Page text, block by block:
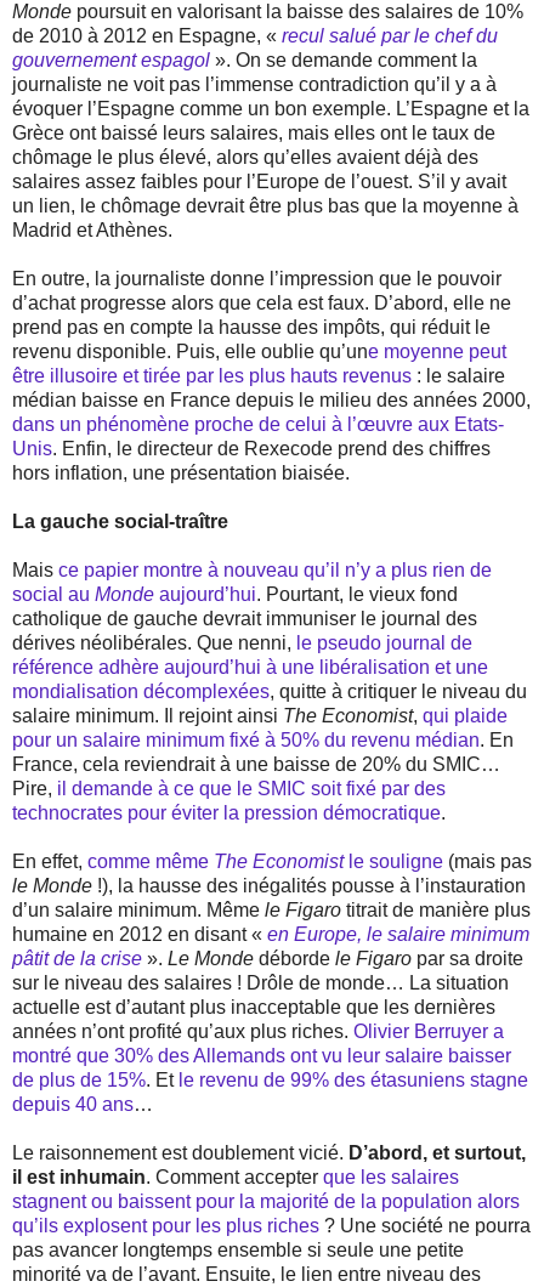
Monde poursuit en valorisant la baisse des salaires de 10%
de 2010 à 2012 en Espagne, « recul salué par le chef du
gouvernement espagol ». On se demande comment la
journaliste ne voit pas l’immense contradiction qu’il y a à
évoquer l’Espagne comme un bon exemple. L’Espagne et la
Grèce ont baissé leurs salaires, mais elles ont le taux de
chômage le plus élevé, alors qu’elles avaient déjà des
salaires assez faibles pour l’Europe de l’ouest. S’il y avait
un lien, le chômage devrait être plus bas que la moyenne à
Madrid et Athènes.
En outre, la journaliste donne l’impression que le pouvoir
d’achat progresse alors que cela est faux. D’abord, elle ne
prend pas en compte la hausse des impôts, qui réduit le
revenu disponible. Puis, elle oublie qu’une moyenne peut
être illusoire et tirée par les plus hauts revenus : le salaire
médian baisse en France depuis le milieu des années 2000,
dans un phénomène proche de celui à l’œuvre aux Etats-
Unis. Enfin, le directeur de Rexecode prend des chiffres
hors inflation, une présentation biaisée.
La gauche social-traître
Mais ce papier montre à nouveau qu’il n’y a plus rien de
social au Monde aujourd’hui. Pourtant, le vieux fond
catholique de gauche devrait immuniser le journal des
dérives néolibérales. Que nenni, le pseudo journal de
référence adhère aujourd’hui à une libéralisation et une
mondialisation décomplexées, quitte à critiquer le niveau du
salaire minimum. Il rejoint ainsi The Economist, qui plaide
pour un salaire minimum fixé à 50% du revenu médian. En
France, cela reviendrait à une baisse de 20% du SMIC…
Pire, il demande à ce que le SMIC soit fixé par des
technocrates pour éviter la pression démocratique.
En effet, comme même The Economistle souligne (mais pas
le Monde !), la hausse des inégalités pousse à l’instauration
d’un salaire minimum. Même le Figaro titrait de manière plus
humaine en 2012 en disant « en Europe, le salaire minimum
pâtit de la crise ». Le Monde déborde le Figaro par sa droite
sur le niveau des salaires ! Drôle de monde… La situation
actuelle est d’autant plus inacceptable que les dernières
années n’ont profité qu’aux plus riches. Olivier Berruyer a
montré que 30% des Allemands ont vu leur salaire baisser
de plus de 15%. Et le revenu de 99% des étasuniens stagne
depuis 40 ans…
Le raisonnement est doublement vicié. D’abord, et surtout,
il est inhumain. Comment accepter que les salaires
stagnent ou baissent pour la majorité de la population alors
qu’ils explosent pour les plus riches ? Une société ne pourra
pas avancer longtemps ensemble si seule une petite
minorité va de l’avant. Ensuite, le lien entre niveau des